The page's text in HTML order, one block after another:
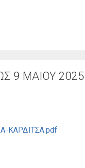
9 ΜΑΙΟΥ
ΚΑΡΔΙΤΣΑ.pdf